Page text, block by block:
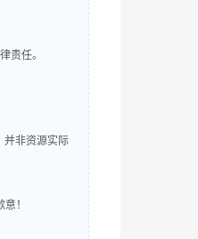
责任。
并非资源实际
！